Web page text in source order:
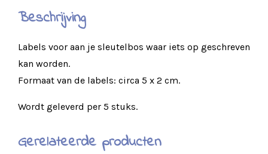
Beschrijving
Labels voor aan je sleutelbos waar iets op geschreven
kan worden.
Formaat van de labels: circa 5 x 2 cm.
Wordt geleverd per 5 stuks.
Gerelateerde producten